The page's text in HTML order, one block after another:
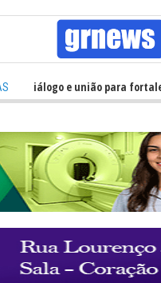
diálogo e união para